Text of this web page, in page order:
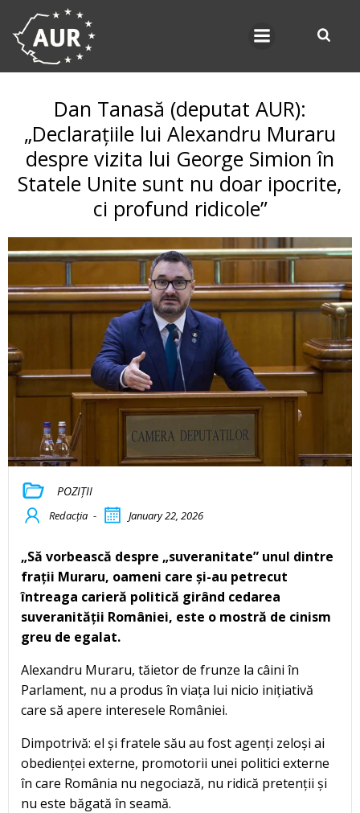
Dan Tanasă (deputat AUR):
„Declarațiile lui Alexandru Muraru
despre vizita lui George Simion în
Statele Unite sunt nu doar ipocrite,
ci profund ridicole”
POZIȚII
Redacția - January 22, 2026
„Să vorbească despre „suveranitate” unul dintre
frații Muraru, oameni care și-au petrecut
întreaga carieră politică girând cedarea
suveranității României, este o mostră de cinism
greu de egalat.
Alexandru Muraru, tăietor de frunze la câini în
Parlament, nu a produs în viața lui nicio inițiativă
care să apere interesele României.
Dimpotrivă: el și fratele său au fost agenți zeloși ai
obedienței externe, promotorii unei politici externe
în care România nu negociază, nu ridică pretenții și
nu este băgată în seamă.